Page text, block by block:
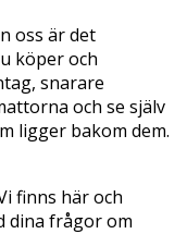
oss är det
köper och
snarare
och se själv
ligger bakom dem.
finns här och
dina frågor om